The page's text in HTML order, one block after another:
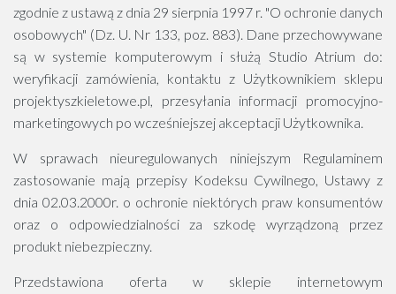
zgodnie z ustawą z dnia 29 sierpnia 1997 r. "O ochronie danych
osobowych" (Dz. U. Nr 133, poz. 883). Dane przechowywane
są w systemie komputerowym i służą Studio Atrium do:
weryfikacji zamówienia, kontaktu z Użytkownikiem sklepu
projektyszkieletowe.pl, przesyłania informacji promocyjno-
marketingowych po wcześniejszej akceptacji Użytkownika.
W sprawach nieuregulowanych niniejszym Regulaminem
zastosowanie mają przepisy Kodeksu Cywilnego, Ustawy z
dnia 02.03.2000r. o ochronie niektórych praw konsumentów
oraz o odpowiedzialności za szkodę wyrządzoną przez
produkt niebezpieczny.
Przedstawiona oferta w sklepie internetowym